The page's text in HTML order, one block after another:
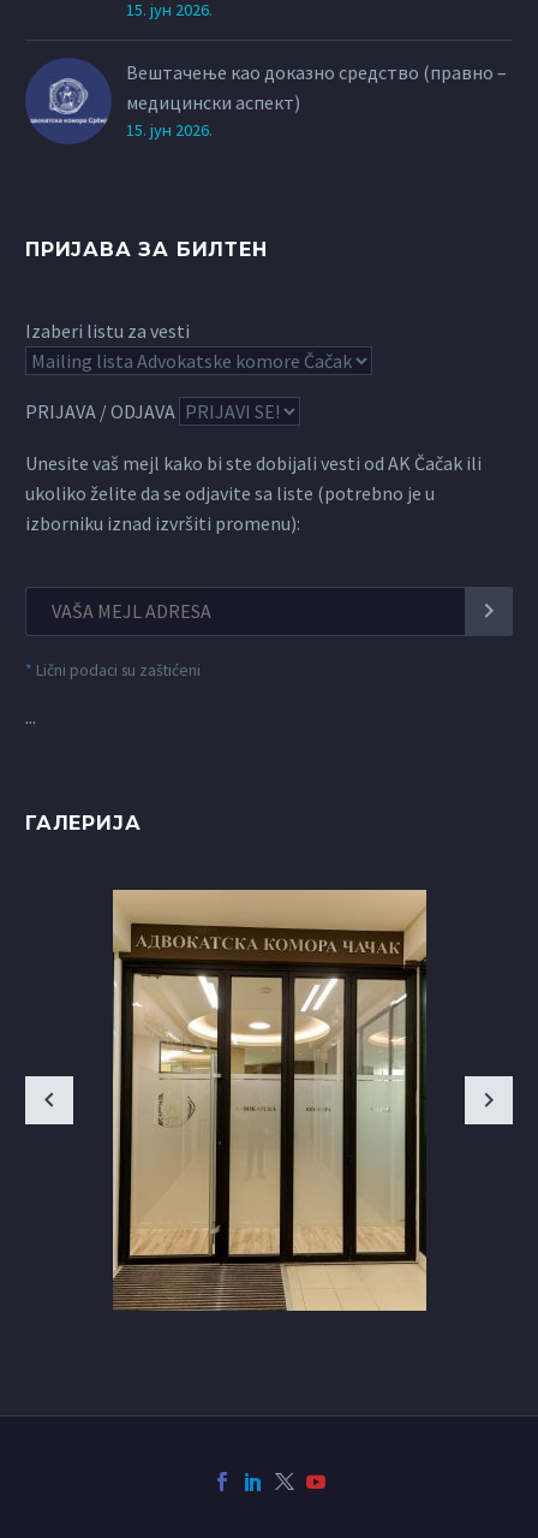
15. јун 2026.
Вештачење као доказно средство (правно –
медицински аспект)
15. јун 2026.
ПРИЈАВА ЗА БИЛТЕН
Izaberi listu za vesti
PRIJAVA / ODJAVA
Unesite vaš mejl kako bi ste dobijali vesti od AK Čačak ili
ukoliko želite da se odjavite sa liste (potrebno je u
izborniku iznad izvršiti promenu):
* Lični podaci su zaštićeni
...
ГАЛЕРИЈА